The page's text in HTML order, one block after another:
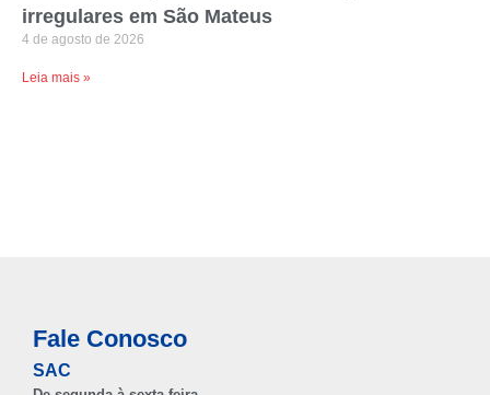
irregulares em São Mateus
4 de agosto de 2026
Leia mais »
Fale Conosco
SAC